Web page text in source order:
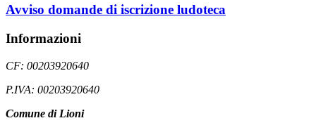
Avviso domande di iscrizione ludoteca
Informazioni
CF: 00203920640
P.IVA: 00203920640
Comune di Lioni